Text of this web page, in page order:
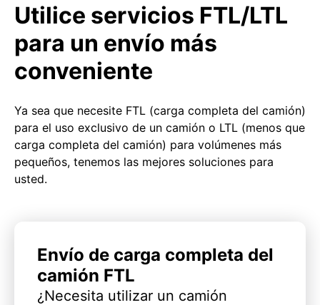
Utilice servicios FTL/LTL
para un envío más
conveniente
Ya sea que necesite FTL (carga completa del camión)
para el uso exclusivo de un camión o LTL (menos que
carga completa del camión) para volúmenes más
pequeños, tenemos las mejores soluciones para
usted.
Envío de carga completa del
camión FTL
¿Necesita utilizar un camión